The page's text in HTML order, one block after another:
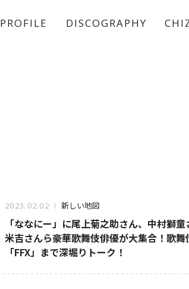
PROFILE DISCOGRAPHY
2023.02.02 新しい地図
「ななにー」に尾上菊之助さん、中村獅
米吉さんら豪華歌舞伎俳優が大集合！歌
「FFX」まで深堀りトーク！